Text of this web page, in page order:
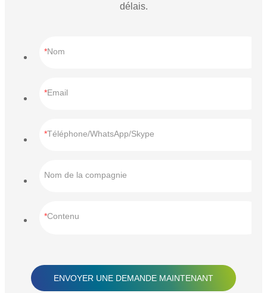
délais.
Nom
Email
Téléphone/WhatsApp/Skype
Nom de la compagnie
Contenu
ENVOYER UNE DEMANDE MAINTENANT